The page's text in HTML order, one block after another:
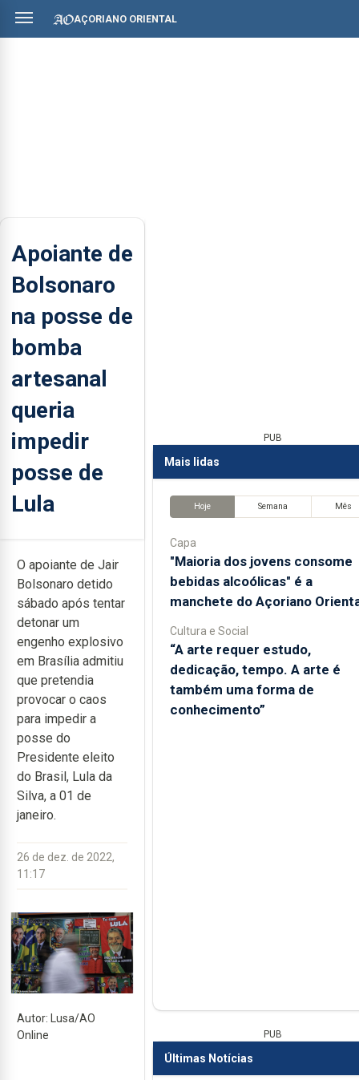
AÇORIANO ORIENTAL
Apoiante de
Bolsonaro
na posse de
bomba
artesanal
queria
impedir
posse de
Lula
O apoiante de Jair
Bolsonaro detido
sábado após tentar
detonar um
engenho explosivo
em Brasília admitiu
que pretendia
provocar o caos
para impedir a
posse do
Presidente eleito
do Brasil, Lula da
Silva, a 01 de
janeiro.
26 de dez. de 2022,
11:17
Autor: Lusa/AO
Online
PUB
Mais lidas
Hoje Semana Mês
Capa
"Maioria dos jovens consome
bebidas alcoólicas" é a
manchete do Açoriano
Cultura e Social
“A arte requer estudo,
dedicação, tempo. A arte é
também uma forma de
conhecimento”
PUB
Últimas Notícias